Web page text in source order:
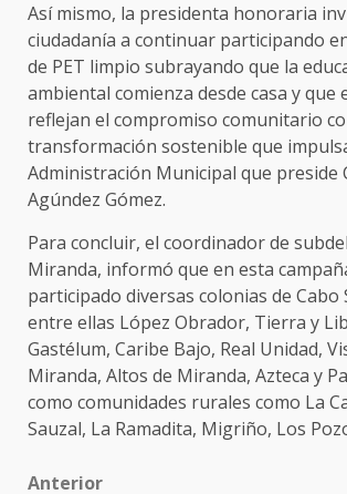
Así mismo, la presidenta honoraria
ciudadanía a continuar participando
de PET limpio subrayando que la
ambiental comienza desde casa y que
reflejan el compromiso comunitario
transformación sostenible que
Administración Municipal que preside
Agúndez Gómez.
Para concluir, el coordinador de
Miranda, informó que en esta
participado diversas colonias de Cabo
entre ellas López Obrador, Tierra y
Gastélum, Caribe Bajo, Real Unidad,
Miranda, Altos de Miranda, Azteca y
como comunidades rurales como La
Sauzal, La Ramadita, Migriño, Los
Anterior